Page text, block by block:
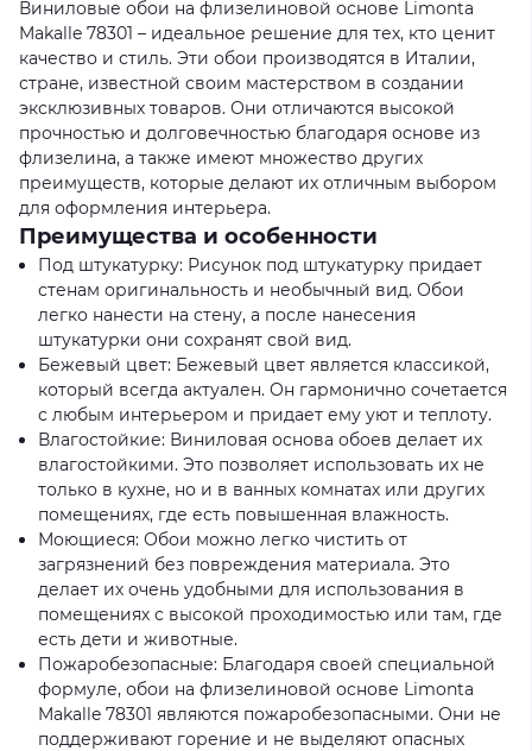
Виниловые обои на флизелиновой основе Limonta
Makalle 78301 – идеальное решение для тех, кто ценит
качество и стиль. Эти обои производятся в Италии,
стране, известной своим мастерством в создании
эксклюзивных товаров. Они отличаются высокой
прочностью и долговечностью благодаря основе из
флизелина, а также имеют множество других
преимуществ, которые делают их отличным выбором
для оформления интерьера.
Преимущества и особенности
Под штукатурку: Рисунок под штукатурку придает
стенам оригинальность и необычный вид. Обои
легко нанести на стену, а после нанесения
штукатурки они сохранят свой вид.
Бежевый цвет: Бежевый цвет является классикой,
который всегда актуален. Он гармонично сочетается
с любым интерьером и придает ему уют и теплоту.
Влагостойкие: Виниловая основа обоев делает их
влагостойкими. Это позволяет использовать их не
только в кухне, но и в ванных комнатах или других
помещениях, где есть повышенная влажность.
Моющиеся: Обои можно легко чистить от
загрязнений без повреждения материала. Это
делает их очень удобными для использования в
помещениях с высокой проходимостью или там, где
есть дети и животные.
Пожаробезопасные: Благодаря своей специальной
формуле, обои на флизелиновой основе Limonta
Makalle 78301 являются пожаробезопасными. Они не
поддерживают горение и не выделяют опасных